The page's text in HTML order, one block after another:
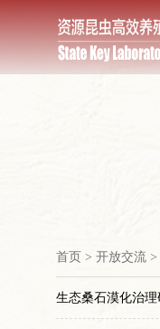
首页 > 开放交流 >